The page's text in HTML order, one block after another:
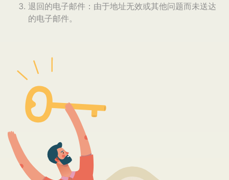
退回的电子邮件：由于地址无效或其他问题而未送达
的电子邮件。